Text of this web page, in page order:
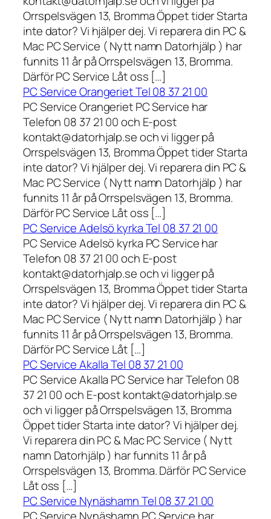
Orrspelsvägen 13, Bromma Öppet tider Starta
inte dator? Vi hjälper dej. Vi reparera din PC &
Mac PC Service ( Nytt namn Datorhjälp ) har
funnits 11 år på Orrspelsvägen 13, Bromma.
Därför PC Service Låt oss […]
PC Service Orangeriet Tel 08 37 21 00
PC Service Orangeriet PC Service har
Telefon 08 37 21 00 och E-post
kontakt@datorhjalp.se och vi ligger på
Orrspelsvägen 13, Bromma Öppet tider Starta
inte dator? Vi hjälper dej. Vi reparera din PC &
Mac PC Service ( Nytt namn Datorhjälp ) har
funnits 11 år på Orrspelsvägen 13, Bromma.
Därför PC Service Låt oss […]
PC Service Adelsö kyrka Tel 08 37 21 00
PC Service Adelsö kyrka PC Service har
Telefon 08 37 21 00 och E-post
kontakt@datorhjalp.se och vi ligger på
Orrspelsvägen 13, Bromma Öppet tider Starta
inte dator? Vi hjälper dej. Vi reparera din PC &
Mac PC Service ( Nytt namn Datorhjälp ) har
funnits 11 år på Orrspelsvägen 13, Bromma.
Därför PC Service Låt […]
PC Service Akalla Tel 08 37 21 00
PC Service Akalla PC Service har Telefon 08
37 21 00 och E-post kontakt@datorhjalp.se
och vi ligger på Orrspelsvägen 13, Bromma
Öppet tider Starta inte dator? Vi hjälper dej.
Vi reparera din PC & Mac PC Service ( Nytt
namn Datorhjälp ) har funnits 11 år på
Orrspelsvägen 13, Bromma. Därför PC Service
Låt oss […]
PC Service Nynäshamn Tel 08 37 21 00